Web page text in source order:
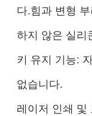
다.힘과 변형
하지 않은 실리
키 유지 기능:
없습니다.
레이저 인쇄 및